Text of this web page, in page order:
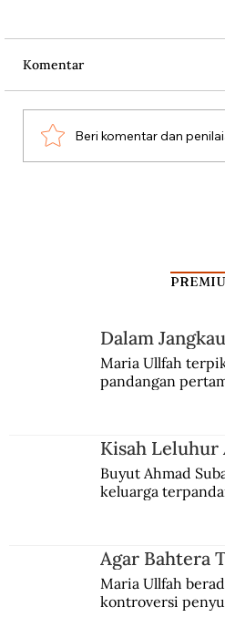
Teknologi Radar di
Komentar
Beri komentar dan
Dalam
Maria Ullfah
pandangan
Kisah Leluhur
Buyut Ahmad
keluarga
Agar Bahtera
Maria Ullfah
kontroversi